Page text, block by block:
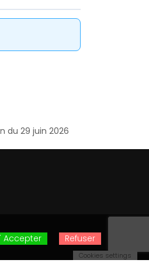
du 29 juin 2026
Accepter Refuser
Cookies settings